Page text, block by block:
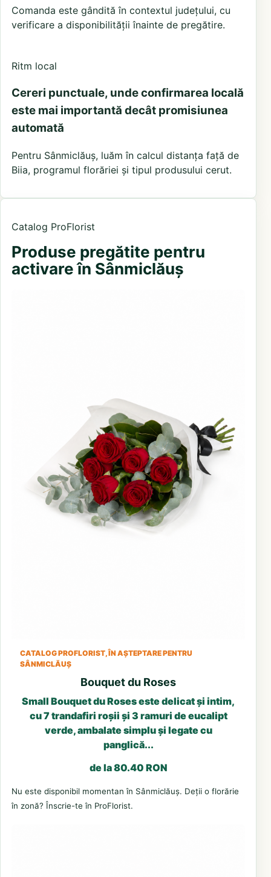
Comanda este gândită în contextul județului, cu
verificare a disponibilității înainte de pregătire.
Ritm local
Cereri punctuale, unde confirmarea locală
este mai importantă decât promisiunea
automată
Pentru Sânmiclăuș, luăm în calcul distanța față de
Biia, programul florăriei și tipul produsului cerut.
Catalog ProFlorist
Produse pregătite pentru
activare în Sânmiclăuș
CATALOG PROFLORIST, ÎN AȘTEPTARE PENTRU
SÂNMICLĂUȘ
Bouquet du Roses
Small Bouquet du Roses este delicat și intim,
cu 7 trandafiri roșii și 3 ramuri de eucalipt
verde, ambalate simplu și legate cu
panglică...
de la 80.40 RON
Nu este disponibil momentan în Sânmiclăuș. Deții o florărie
în zonă? Înscrie-te în ProFlorist.